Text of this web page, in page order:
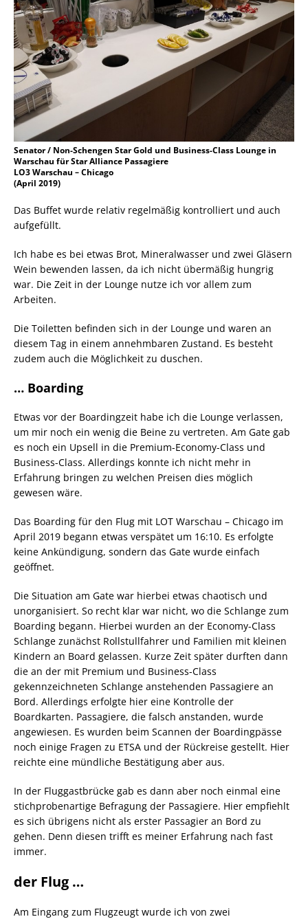
Senator / Non-Schengen Star Gold und Business-Class Lounge in
Warschau für Star Alliance Passagiere
LO3 Warschau – Chicago
(April 2019)
Das Buffet wurde relativ regelmäßig kontrolliert und auch
aufgefüllt.
Ich habe es bei etwas Brot, Mineralwasser und zwei Gläsern
Wein bewenden lassen, da ich nicht übermäßig hungrig
war. Die Zeit in der Lounge nutze ich vor allem zum
Arbeiten.
Die Toiletten befinden sich in der Lounge und waren an
diesem Tag in einem annehmbaren Zustand. Es besteht
zudem auch die Möglichkeit zu duschen.
… Boarding
Etwas vor der Boardingzeit habe ich die Lounge verlassen,
um mir noch ein wenig die Beine zu vertreten. Am Gate gab
es noch ein Upsell in die Premium-Economy-Class und
Business-Class. Allerdings konnte ich nicht mehr in
Erfahrung bringen zu welchen Preisen dies möglich
gewesen wäre.
Das Boarding für den Flug mit LOT Warschau – Chicago im
April 2019 begann etwas verspätet um 16:10. Es erfolgte
keine Ankündigung, sondern das Gate wurde einfach
geöffnet.
Die Situation am Gate war hierbei etwas chaotisch und
unorganisiert. So recht klar war nicht, wo die Schlange zum
Boarding begann. Hierbei wurden an der Economy-Class
Schlange zunächst Rollstullfahrer und Familien mit kleinen
Kindern an Board gelassen. Kurze Zeit später durften dann
die an der mit Premium und Business-Class
gekennzeichneten Schlange anstehenden Passagiere an
Bord. Allerdings erfolgte hier eine Kontrolle der
Boardkarten. Passagiere, die falsch anstanden, wurde
angewiesen. Es wurden beim Scannen der Boardingpässe
noch einige Fragen zu ETSA und der Rückreise gestellt. Hier
reichte eine mündliche Bestätigung aber aus.
In der Fluggastbrücke gab es dann aber noch einmal eine
stichprobenartige Befragung der Passagiere. Hier empfiehlt
es sich übrigens nicht als erster Passagier an Bord zu
gehen. Denn diesen trifft es meiner Erfahrung nach fast
immer.
der Flug …
Am Eingang zum Flugzeugt wurde ich von zwei